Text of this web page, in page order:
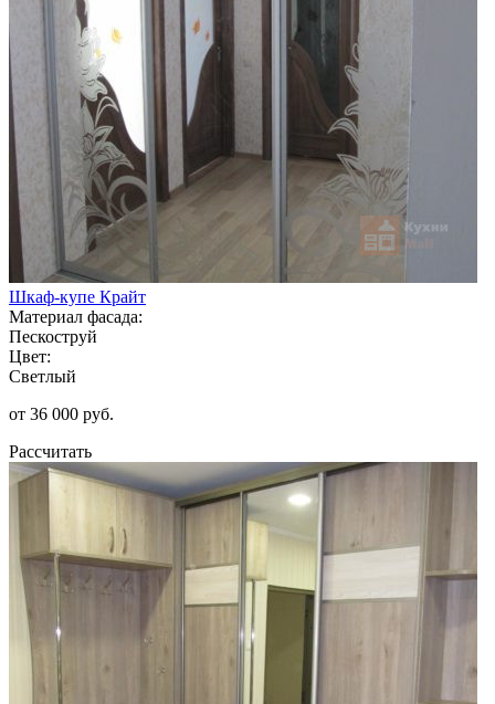
Шкаф-купе Крайт
Материал фасада:
Пескоструй
Цвет:
Светлый
от 36 000 руб.
Рассчитать